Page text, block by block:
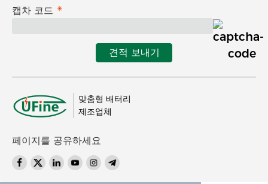
캡차 코드
견적 보내기
맞춤형 배터리
제조업체
페이지를 공유하세요